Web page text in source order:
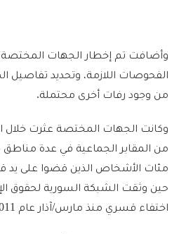
وأضافت تم إخطار الجهات المختصة،
الفحوصات اللازمة، وتحديد تفاصيل
من وجود رفات أخرى محتملة.
وكانت الجهات المختصة عثرت خلال
من المقابر الجماعية في عدة
مئات الأشخاص الذين قضوا على يد
اختفاء قسري منذ مارس/آذار عام 2011.